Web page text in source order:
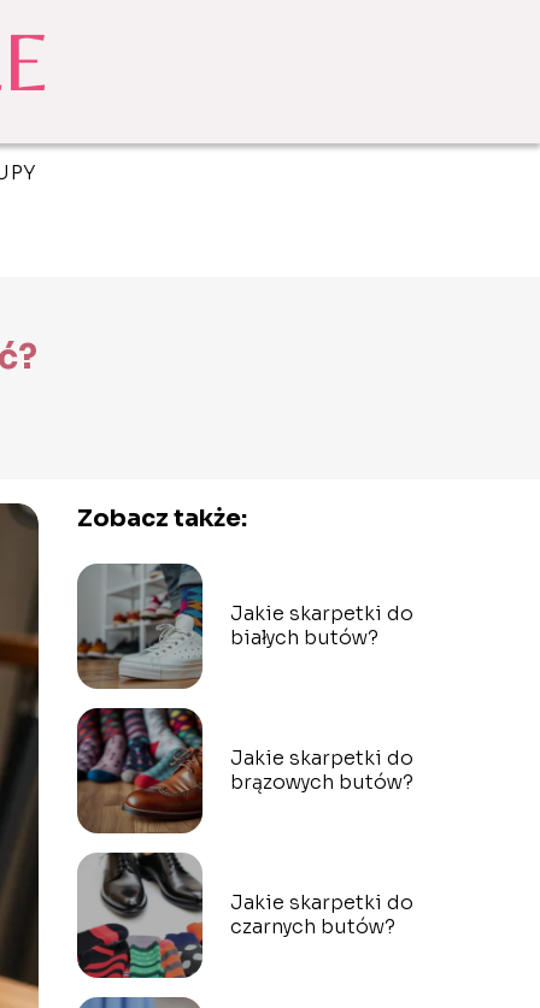
Zobacz także:
Jakie skarpetki do
białych butów?
Jakie skarpetki do
brązowych butów?
Jakie skarpetki do
czarnych butów?